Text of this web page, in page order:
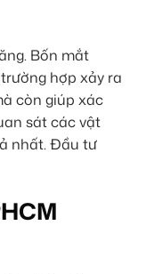
Bốn mắt
hợp xảy ra
còn giúp xác
sát các vật
nhất. Đầu tư